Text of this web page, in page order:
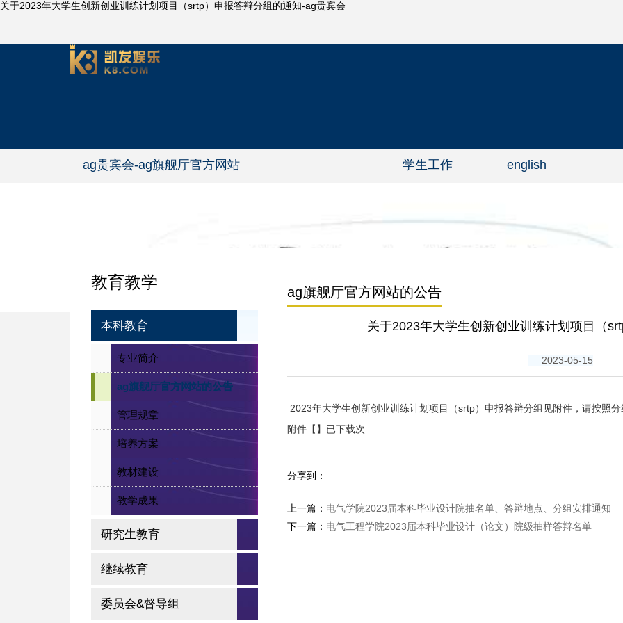
关于2023年大学生创新创业训练计划项目（srtp）申报答辩分组的通知-ag贵宾会
ag贵宾会-ag旗舰厅官方网站 学生工作 english
教育教学
本科教育
专业简介
ag旗舰厅官方网站的公告
管理规章
培养方案
教材建设
教学成果
研究生教育
继续教育
委员会&督导组
ag旗舰厅官方网站的公告
当前位置： ag贵宾会-ag旗舰厅官方网站
关于2023年大学生创新创业训练计划项目（
2023-05-15
2023年大学生创新创业训练计划项目（srtp）申报答辩分组见附件，请按照分
附件【】已下载次
分享到：
上一篇： 电气学院2023届本科毕业设计院抽名单、答辩地点、分组安排通知
下一篇： 电气工程学院2023届本科毕业设计（论文）院级抽样答辩名单